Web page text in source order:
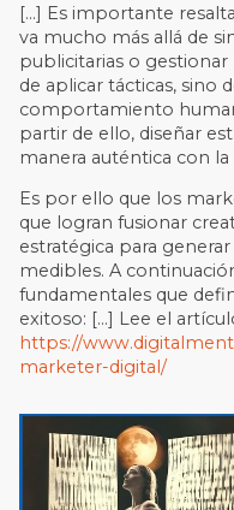
[…] Es importante
va mucho más allá de
publicitarias o gestionar
de aplicar tácticas, sino
comportamiento
partir de ello, diseñar
manera auténtica con la
Es por ello que los
que logran fusionar
estratégica para
medibles. A
fundamentales que
exitoso: […] Lee el
https://
marketer-digital/